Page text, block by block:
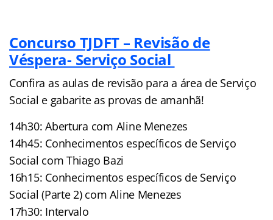
Concurso TJDFT – Revisão de
Véspera- Serviço Social
Confira as aulas de revisão para a área de Serviço
Social e gabarite as provas de amanhã!
14h30: Abertura com Aline Menezes
14h45: Conhecimentos específicos de Serviço
Social com Thiago Bazi
16h15: Conhecimentos específicos de Serviço
Social (Parte 2) com Aline Menezes
17h30: Intervalo